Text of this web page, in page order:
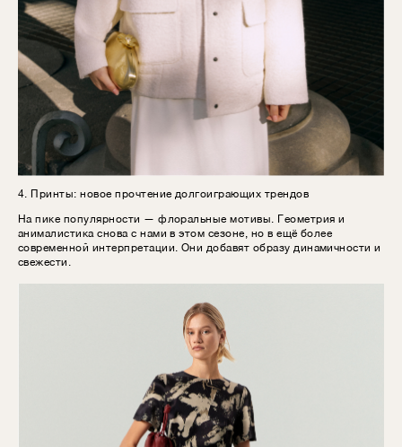
4. Принты: новое прочтение долгоиграющих трендов
На пике популярности — флоральные мотивы. Геометрия и
анималистика снова с нами в этом сезоне, но в ещё более
современной интерпретации. Они добавят образу динамичности и
свежести.